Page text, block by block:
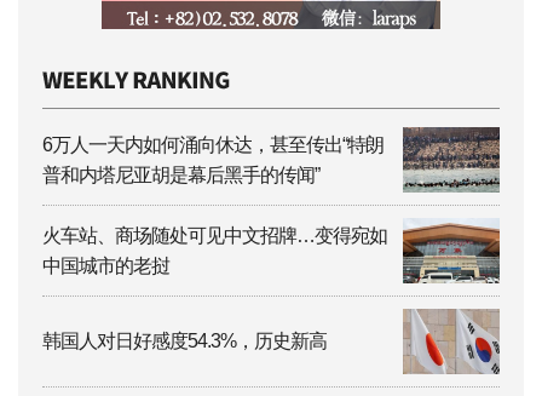
6万人一天内如何涌向休达，甚至传出“特朗
普和内塔尼亚胡是幕后黑手的传闻”
火车站、商场随处可见中文招牌…变得宛如
中国城市的老挝
韩国人对日好感度54.3%，历史新高